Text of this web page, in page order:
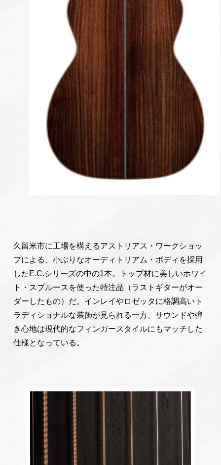
久留米市に工場を構えるアストリアス・ワークショッ
プによる、小ぶりなオーディトリアム・ボディを採用
したE.C.シリーズの中の1本。トップ材に美しいホワイ
ト・スプルースを使った特注品（ラストギターがオー
ダーしたもの）だ。インレイやロゼッタに格調高いト
ラディショナルな装飾が見られる一方、サウンドや弾
き心地は現代的なフィンガースタイルにもマッチした
仕様となっている。